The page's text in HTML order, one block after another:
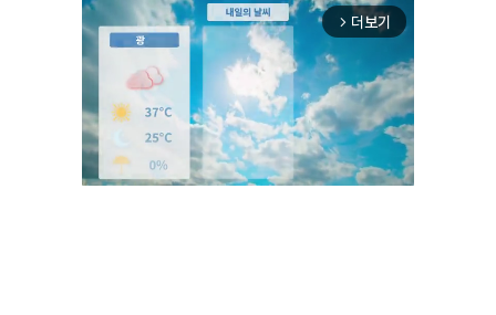
arrow_forward_ios 더보기